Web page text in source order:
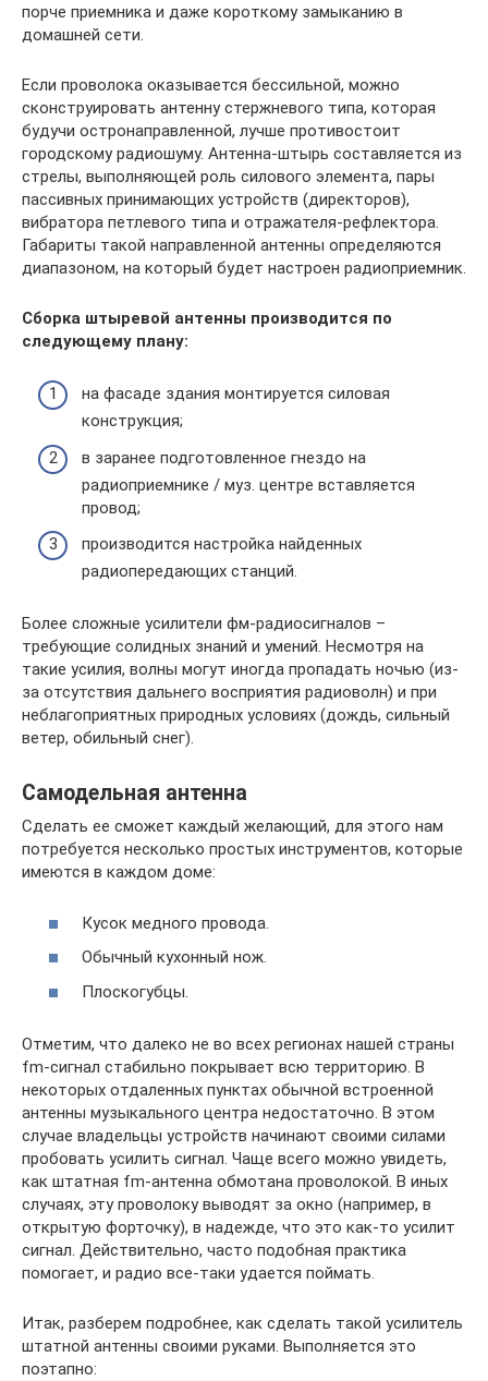
порче приемника и даже короткому замыканию в
домашней сети.
Если проволока оказывается бессильной, можно
сконструировать антенну стержневого типа, которая
будучи остронаправленной, лучше противостоит
городскому радиошуму. Антенна-штырь составляется из
стрелы, выполняющей роль силового элемента, пары
пассивных принимающих устройств (директоров),
вибратора петлевого типа и отражателя-рефлектора.
Габариты такой направленной антенны определяются
диапазоном, на который будет настроен радиоприемник.
Сборка штыревой антенны производится по
следующему плану:
на фасаде здания монтируется силовая
конструкция;
в заранее подготовленное гнездо на
радиоприемнике / муз. центре вставляется
провод;
производится настройка найденных
радиопередающих станций.
Более сложные усилители фм-радиосигналов –
требующие солидных знаний и умений. Несмотря на
такие усилия, волны могут иногда пропадать ночью (из-
за отсутствия дальнего восприятия радиоволн) и при
неблагоприятных природных условиях (дождь, сильный
ветер, обильный снег).
Самодельная антенна
Сделать ее сможет каждый желающий, для этого нам
потребуется несколько простых инструментов, которые
имеются в каждом доме:
Кусок медного провода.
Обычный кухонный нож.
Плоскогубцы.
Отметим, что далеко не во всех регионах нашей страны
fm-сигнал стабильно покрывает всю территорию. В
некоторых отдаленных пунктах обычной встроенной
антенны музыкального центра недостаточно. В этом
случае владельцы устройств начинают своими силами
пробовать усилить сигнал. Чаще всего можно увидеть,
как штатная fm-антенна обмотана проволокой. В иных
случаях, эту проволоку выводят за окно (например, в
открытую форточку), в надежде, что это как-то усилит
сигнал. Действительно, часто подобная практика
помогает, и радио все-таки удается поймать.
Итак, разберем подробнее, как сделать такой усилитель
штатной антенны своими руками. Выполняется это
поэтапно: